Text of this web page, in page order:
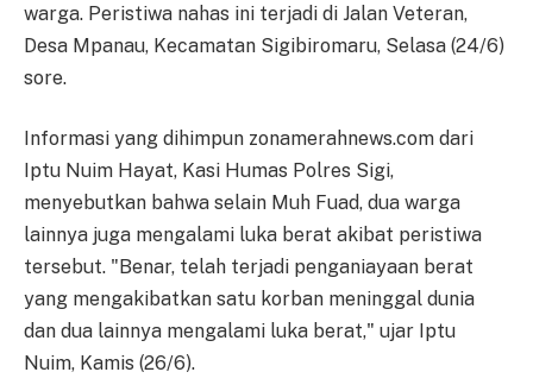
warga. Peristiwa nahas ini terjadi di Jalan Veteran,
Desa Mpanau, Kecamatan Sigibiromaru, Selasa (24/6)
sore.
Informasi yang dihimpun zonamerahnews.com dari
Iptu Nuim Hayat, Kasi Humas Polres Sigi,
menyebutkan bahwa selain Muh Fuad, dua warga
lainnya juga mengalami luka berat akibat peristiwa
tersebut. "Benar, telah terjadi penganiayaan berat
yang mengakibatkan satu korban meninggal dunia
dan dua lainnya mengalami luka berat," ujar Iptu
Nuim, Kamis (26/6).